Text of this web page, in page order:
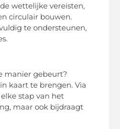
wettelijke vereisten,
circulair bouwen.
te ondersteunen,
manier gebeurt?
kaart te brengen. Via
stap van het
maar ook bijdraagt